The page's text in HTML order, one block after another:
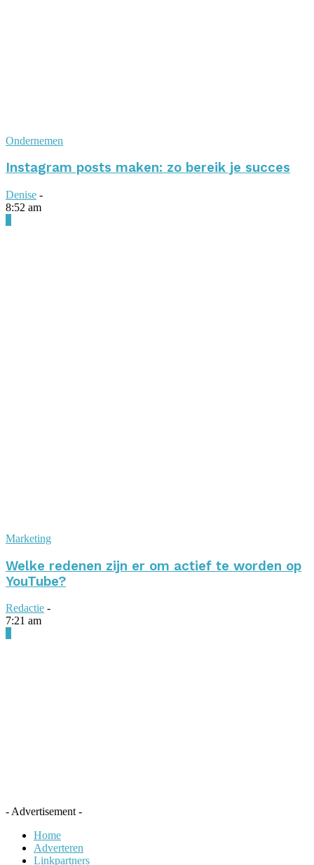
Ondernemen
Instagram posts maken: zo bereik je succes
Denise -
8:52 am
Marketing
Welke redenen zijn er om actief te worden op
YouTube?
Redactie -
7:21 am
- Advertisement -
Home
Adverteren
Linkpartners